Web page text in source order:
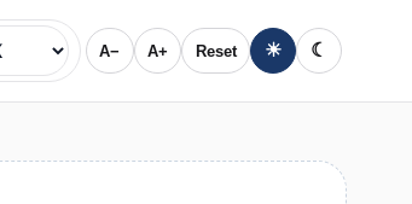
A− A+ Reset ☀ ☾